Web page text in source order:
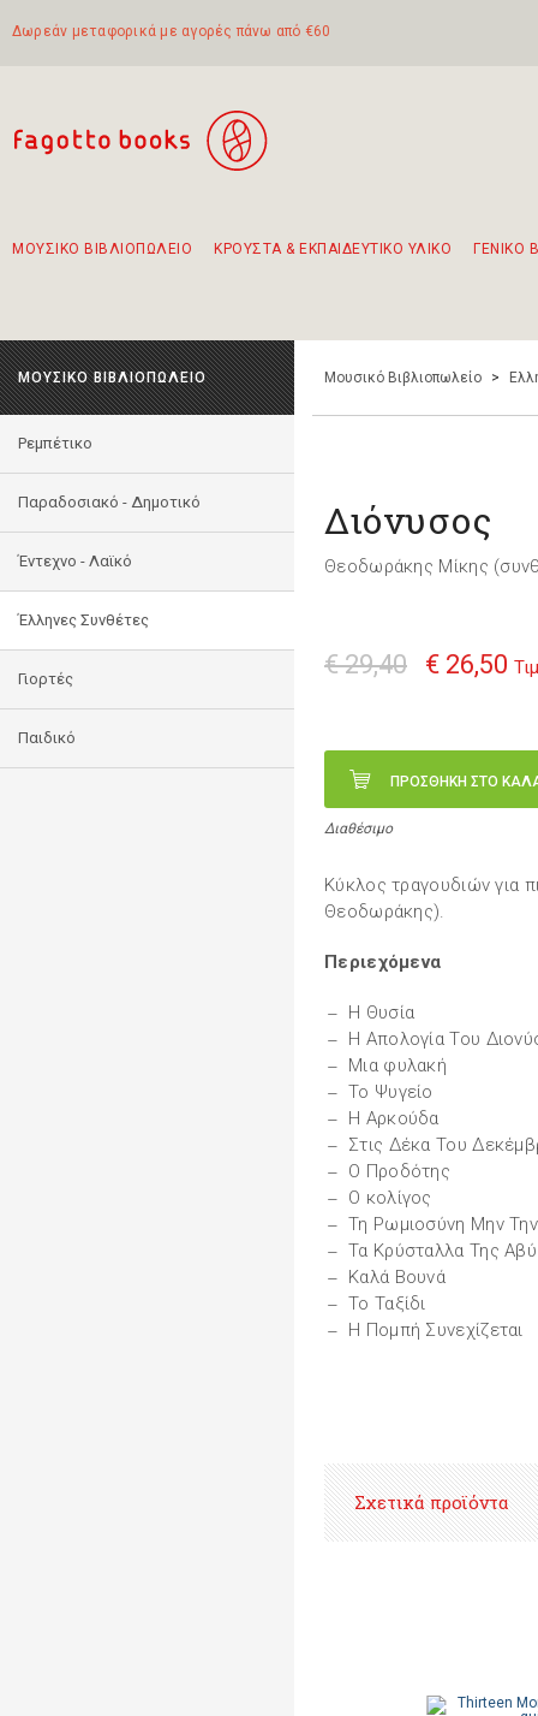
Δωρεάν μεταφορικά με αγορές πάνω από €60
ΜΟΥΣΙΚΟ ΒΙΒΛΙΟΠΩΛΕΙΟ ΚΡΟΥΣΤΑ & ΕΚΠΑΙΔΕΥΤΙΚΟ ΥΛΙΚΟ ΓΕΝΙΚΟ
ΜΟΥΣΙΚΟ ΒΙΒΛΙΟΠΩΛΕΙΟ
Ρεμπέτικο
Παραδοσιακό - Δημοτικό
Έντεχνο - Λαϊκό
Έλληνες Συνθέτες
Γιορτές
Παιδικό
Μουσικό Βιβλιοπωλείο >
Διόνυσος
Θεοδωράκης Μίκης
€ 29,40 € 26,50
ΠΡΟΣΘΗΚΗ ΣΤΟ
Διαθέσιμο
Κύκλος τραγουδιών για
Θεοδωράκης).
Περιεχόμενα
Η Θυσία
Η Απολογία Του
Μια φυλακή
Το Ψυγείο
Η Αρκούδα
Στις Δέκα Του
Ο Προδότης
Ο κολίγος
Τη Ρωμιοσύνη Μην
Τα Κρύσταλλα Της
Καλά Βουνά
Το Ταξίδι
Η Πομπή Συνεχίζεται
Σχετικά προϊόντα